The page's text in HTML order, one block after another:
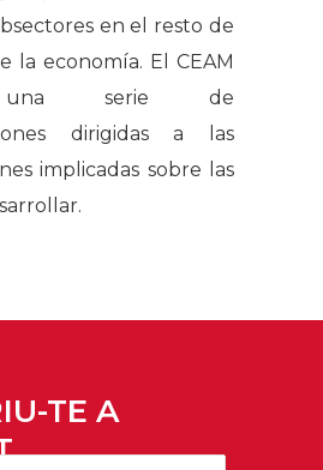
en el resto de
la economía. El CEAM
una serie de
dirigidas a las
implicadas sobre las
TE A